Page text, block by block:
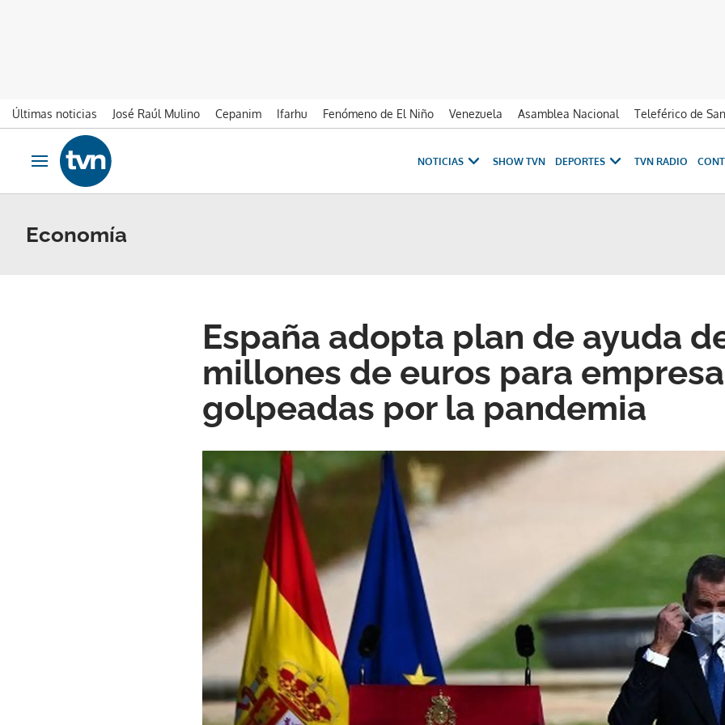
Últimas noticias José Raúl Mulino Cepanim Ifarhu Fenómeno de El Niño Venezuela Asamblea Nacional
Teleférico de
Ir al contenido
Obrir navegació
NOTICIAS SHOW TVN DEPORTES TVN RADIO
Economía
España adopta plan de ayuda
millones de euros para
golpeadas por la pandemia